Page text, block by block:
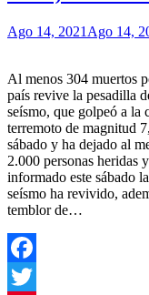
Ago 14, 2021 Ago 14,
Al menos 304 muertos
país revive la pesadilla
seísmo, que golpeó a
terremoto de magnitud
sábado y ha dejado al
2.000 personas heridas
informado este sábado
seísmo ha revivido,
temblor de…
Facebook